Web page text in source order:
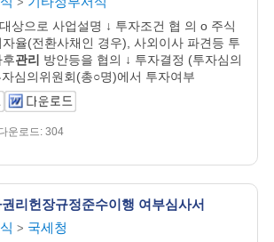
상으로 사업설명 ↓ 투자조건 협 의 o 주식
율(전환사채인 경우), 사외이사 파견등 투
관리 방안등을 협의 ↓ 투자결정 (투자심의
심의위원회(총○명)에서 투자여부
운로드: 304
리헌장규정준수이행 여부심사서
> 국세청